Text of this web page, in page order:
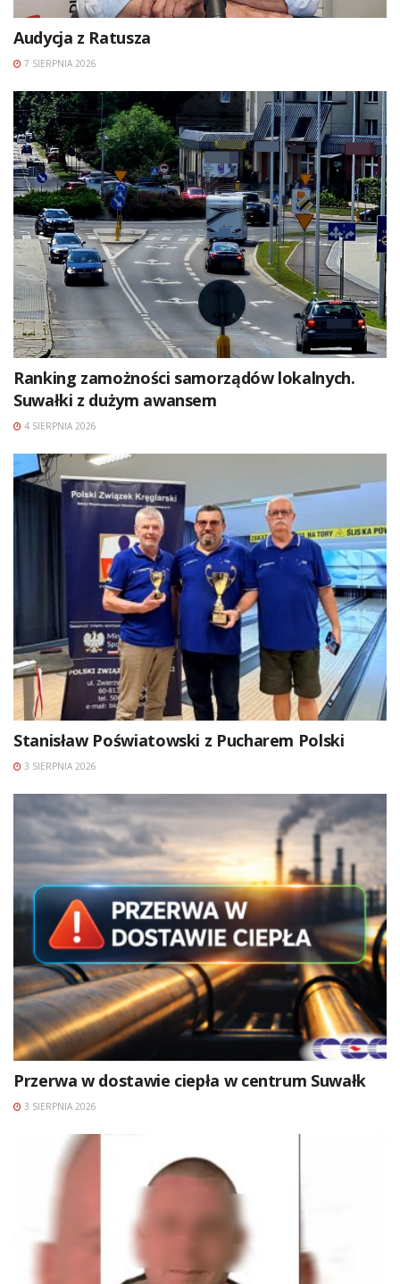
Audycja z Ratusza
7 SIERPNIA 2026
Ranking zamożności samorządów lokalnych.
Suwałki z dużym awansem
4 SIERPNIA 2026
Stanisław Poświatowski z Pucharem Polski
3 SIERPNIA 2026
Przerwa w dostawie ciepła w centrum Suwałk
3 SIERPNIA 2026